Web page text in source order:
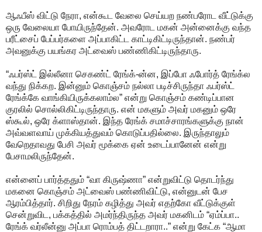
ஆஃபீஸ் விட்டு நேரா, என்கூட வேலை செய்யற நண்பரோட வீட்டுக்கு
ஒரு வேலையா போயிருந்தேன். அவரோட மகன் அன்னைக்கு வந்த
பரீட்சைப் பேப்பர்களை அப்பாகிட்ட காட்டிகிட்டிருந்தான். நண்பர்
அவனுக்கு பயங்கர அட்வைஸ் பண்ணிகிட்டிருந்தாரு.
“ஃபர்ஸ்ட் இல்லீனா செகண்ட் ரேங்க்-ன்ன, இப்போ ஃபோர்த் ரேங்க்ல
வந்து நிக்கற. இன்னும் கொஞ்சம் நல்லா படிச்சிருந்தா ஃபர்ஸ்ட்
ரேங்க்கே வாங்கியிருக்கலாம்ல” என்று கொஞ்சம் கண்டிப்பான
குரலில் சொல்லிகிட்டிருந்தாரு. என் மகளும் அவர் மகனும் ஒரே
ஸ்கூல், ஒரே க்ளாஸ்தான். இந்த ரேங்க் சமாச்சாரங்களுக்கு நான்
அவ்வளவாய் முக்கியத்துவம் கொடுப்பதில்லை. இருந்தாலும்
வேறெதாவது பேசி அவர் மூக்கை ஏன் உடைப்பானேன் என்று
பேசாமலிருந்தேன்.
என்னைப் பார்த்ததும் “வா கிருஷ்ணா” என்றுவிட்டு தொடர்ந்து
மகனை கொஞ்சம் அட்வைஸ் பண்ணிவிட்டு, என்னுடன் பேச
ஆரம்பித்தார். சிறிது நேரம் கழித்து அவர் எதற்கோ வீட்டுக்குள்
சென்றுவிட, பக்கத்தில் அமர்ந்திருந்த அவர் மகனிடம் “ஏம்ப்பா..
ரேங்க் வர்லீன்னு அப்பா ரொம்பத் திட்டறாரா..” என்று கேட்க “ஆமா